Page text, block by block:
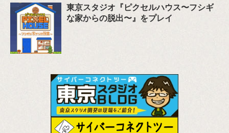
東京スタジオ『ピクセルハウス〜フシギ
な家からの脱出〜』をプレイ